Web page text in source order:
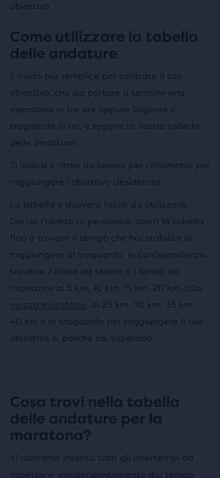
obiettivo.
Come utilizzare la tabella
delle andature
Il modo più semplice per centrare il tuo
obiettivo, che sia portare a termine una
maratona in tre ore oppure tagliare il
traguardo in sei, è seguire la nostra tabella
delle andature.
Ti indica il ritmo da tenere per chilometro per
raggiungere l’obiettivo desiderato.
La tabella è davvero facile da utilizzare.
Deciso l’obiettivo personale, scorri la tabella
fino a trovare il tempo che hai stabilito di
raggiungere al traguardo. In corrispondenza,
troverai il ritmo da tenere e i tempi da
rispettare ai 5 km, 10 km, 15 km, 20 km, alla
mezza maratona, ai 25 km, 30 km, 35 km,
40 km e al traguardo per raggiungere il tuo
obiettivo o, perché no, superarlo.
Cosa trovi nella tabella
delle andature per la
maratona?
Vi abbiamo inserito tutti gli intertempi da
rispettare, indipendentemente dal tempo